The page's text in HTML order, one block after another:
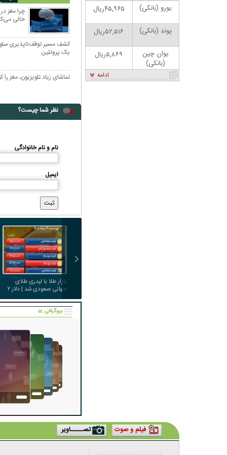
چرا مغز
خالی
کشف مسیر توقف‌ناپذیری
یک پروتئین
تماشای زیاد تلویزیون، مغز
نظر شما چیست؟
نام و نام خانوادگی
ایمیل
بازار طلا با لیدری طلای
جهانی صعودی شد | دلار ۲
هزار تومان ارزان شد
بیوگرافی
کارتون | واکنش پزشکیان به تمجید جعفر قائم
پناه؛ «جعفر ول کن!»
یورو (بانکی)
۴۵,۹۶۵ریال
پوند (بانکی)
۵۲,۵۱۶ریال
یوان چین
(بانکی)
۵,۸۶۹ریال
ادامه
فیلم و صوت تصـــــاویر